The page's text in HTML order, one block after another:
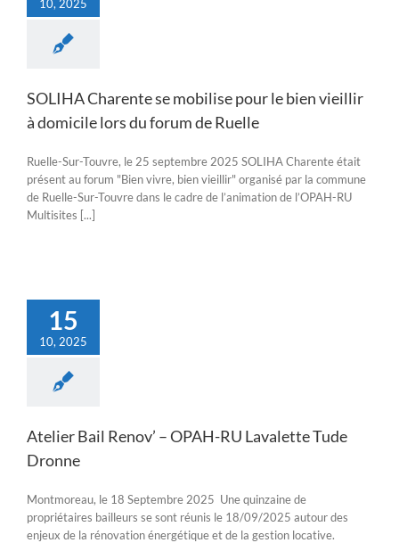
10, 2025
SOLIHA Charente se mobilise pour le bien vieillir
à domicile lors du forum de Ruelle
Ruelle-Sur-Touvre, le 25 septembre 2025 SOLIHA Charente était
présent au forum "Bien vivre, bien vieillir" organisé par la commune
de Ruelle-Sur-Touvre dans le cadre de l’animation de l’OPAH-RU
Multisites [...]
15
10, 2025
Atelier Bail Renov’ – OPAH-RU Lavalette Tude
Dronne
Montmoreau, le 18 Septembre 2025 Une quinzaine de
propriétaires bailleurs se sont réunis le 18/09/2025 autour des
enjeux de la rénovation énergétique et de la gestion locative.